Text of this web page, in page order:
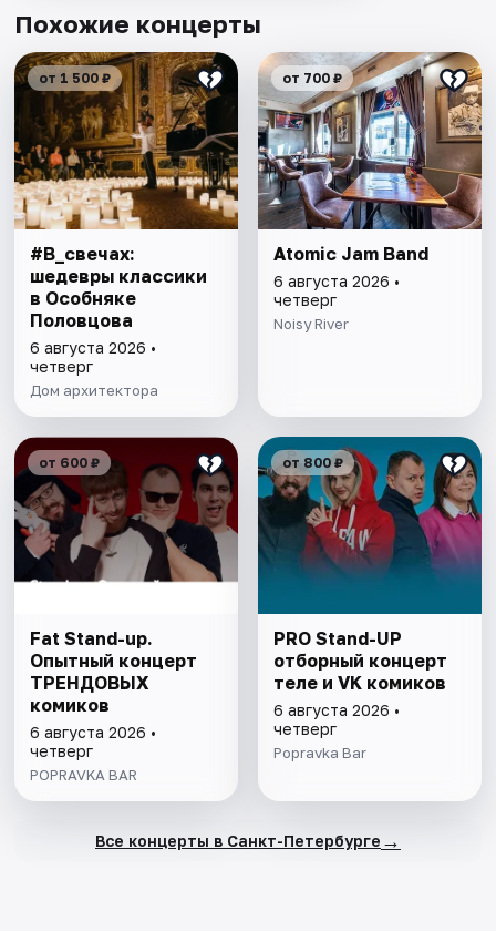
Похожие концерты
от 1 500 ₽
#В_свечах:
шедевры классики
в Особняке
Половцова
6 августа 2026 •
четверг
Дом архитектора
от 700 ₽
Atomic Jam Band
6 августа 2026 •
четверг
Noisy River
от 600 ₽
Fat Stand-up.
Опытный концерт
ТРЕНДОВЫХ
комиков
6 августа 2026 •
четверг
POPRAVKA BAR
от 800 ₽
PRO Stand-UP
отборный концерт
теле и VK комиков
6 августа 2026 •
четверг
Popravka Bar
Все концерты в Санкт-Петербурге →